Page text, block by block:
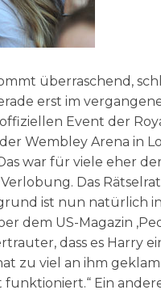
überraschend,
erst im
Event der
der Wembley Arena in
war für viele eher
Das
ist nun natürlich
dem US-Magazin
dass es Harry
zu viel an ihm
funktioniert.“ Ein